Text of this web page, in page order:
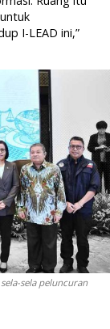
I-LEAD ini,”
sela peluncuran